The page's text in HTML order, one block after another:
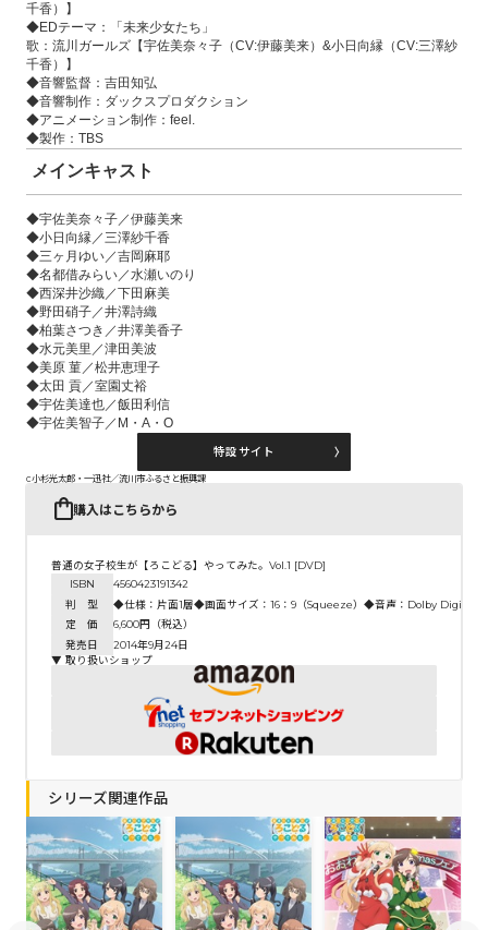
千香）】
◆EDテーマ：「未来少女たち」
歌：流川ガールズ【宇佐美奈々子（CV:伊藤美来）&小日向縁（CV:三澤紗
千香）】
◆音響監督：吉田知弘
◆音響制作：ダックスプロダクション
◆アニメーション制作：feel.
◆製作：TBS
メインキャスト
◆宇佐美奈々子／伊藤美来
◆小日向縁／三澤紗千香
◆三ヶ月ゆい／吉岡麻耶
◆名都借みらい／水瀬いのり
◆西深井沙織／下田麻美
◆野田硝子／井澤詩織
◆柏葉さつき／井澤美香子
◆水元美里／津田美波
◆美原 菫／松井恵理子
◆太田 貢／室園丈裕
◆宇佐美達也／飯田利信
◆宇佐美智子／M・A・O
特設サイト
c小杉光太郎・一迅社／流川市ふるさと振興課
購入はこちらから
普通の女子校生が【ろこどる】やってみた。Vol.1 [DVD]
ISBN
4560423191342
判 型
◆仕様：片面1層◆画面サイズ：16：9（Squeeze）◆音声：Dolby Digital◆
定 価
6,600円（税込）
発売日
2014年9月24日
▼ 取り扱いショップ
シリーズ関連作品